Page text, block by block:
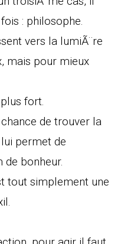
: philosophe.
vers la lumiÃ¨re
mais pour mieux
fort.
de trouver la
permet de
bonheur.
tout simplement une